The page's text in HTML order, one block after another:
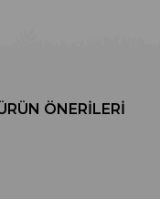
ÖNERILERI